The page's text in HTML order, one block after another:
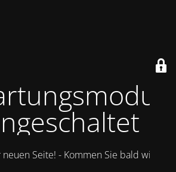
Seite! - Kommen Sie bald wieder.